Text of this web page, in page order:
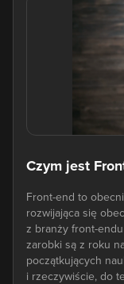
Czym jest
Front-end to
rozwijająca się
z branży front-
zarobki są z roku
początkujących
i rzeczywiście, do